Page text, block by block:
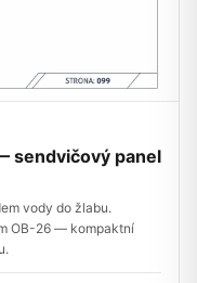
sendvičový panel
vody do žlabu.
OB-26 — kompaktní